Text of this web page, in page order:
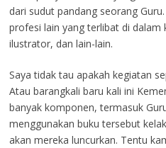
dari sudut pandang seorang
profesi lain yang terlibat di
ilustrator, dan lain-lain.
Saya tidak tau apakah kegiatan
Atau barangkali baru kali ini
banyak komponen, termasuk
menggunakan buku tersebut
akan mereka luncurkan. Tentu